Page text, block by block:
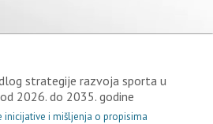
strategije razvoja sporta u
2026. do 2035. godine
inicijative i mišljenja o propisima